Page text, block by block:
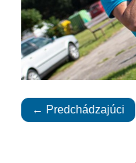
← Predchádzajúci